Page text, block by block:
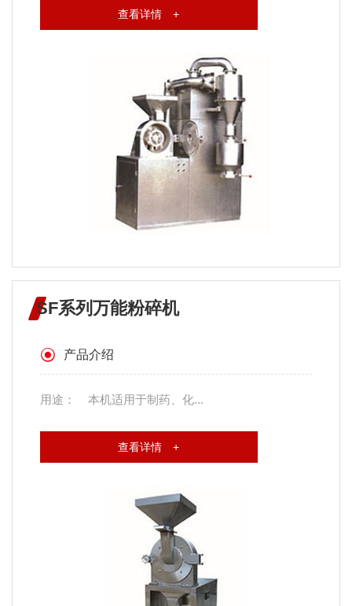
查看详情 +
SF系列万能粉碎机
产品介绍
用途： 本机适用于制药、化...
查看详情 +